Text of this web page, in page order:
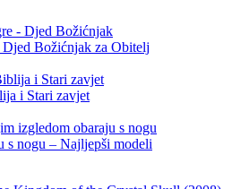
Djed Božićnjak za Obitelj
i Stari zavjet
s nogu – Najljepši modeli